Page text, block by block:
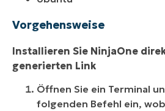
Vorgehensweise
Installieren Sie NinjaOne
generierten Link
Öffnen Sie ein Terminal
folgenden Befehl ein,